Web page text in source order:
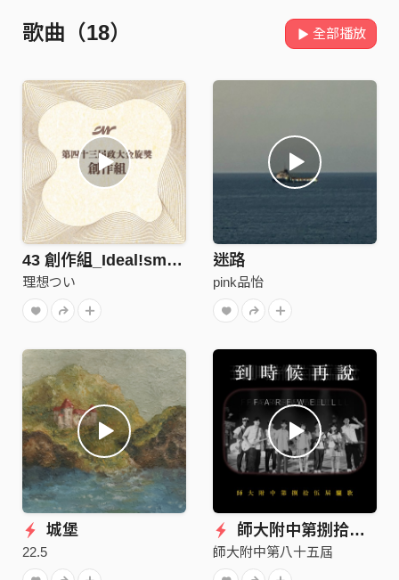
歌曲（18） 全部播放
43 創作組_Ideal!sm_Stay Till the Lights Go Out
理想つい
迷路
pink品怡
城堡
22.5
師大附中第捌拾伍屆驪歌《到時候再説 Farewell》
師大附中第八十五屆